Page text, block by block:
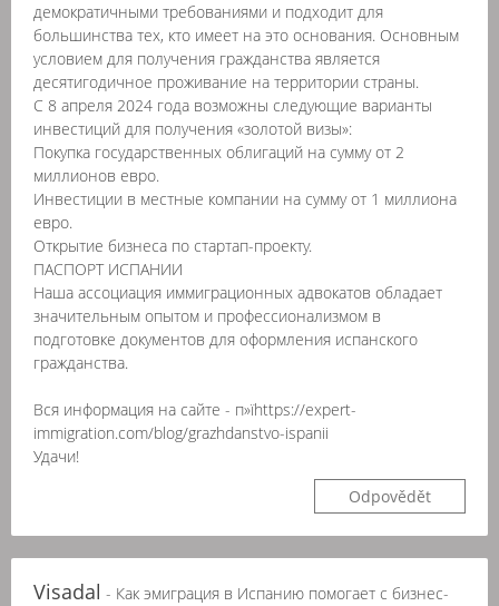
демократичными требованиями и подходит для
большинства тех, кто имеет на это основания. Основным
условием для получения гражданства является
десятигодичное проживание на территории страны.
С 8 апреля 2024 года возможны следующие варианты
инвестиций для получения «золотой визы»:
Покупка государственных облигаций на сумму от 2
миллионов евро.
Инвестиции в местные компании на сумму от 1 миллиона
евро.
Открытие бизнеса по стартап-проекту.
ПАСПОРТ ИСПАНИИ
Наша ассоциация иммиграционных адвокатов обладает
значительным опытом и профессионализмом в
подготовке документов для оформления испанского
гражданства.
Вся информация на сайте - п»їhttps://expert-
immigration.com/blog/grazhdanstvo-ispanii
Удачи!
Odpovědět
Visadal - Как эмиграция в Испанию помогает с бизнес-